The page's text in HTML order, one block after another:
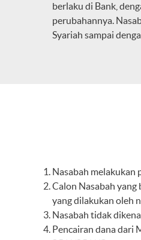
berlaku di Bank,
perubahannya.
Syariah sampai
Nasabah melakukan
Calon Nasabah
yang dilakukan oleh
Nasabah tidak
Pencairan dana dari